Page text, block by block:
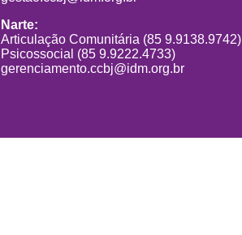
Narte:
Articulação Comunitária (85 9.9138.9742)
Psicossocial (85 9.9222.4733)
gerenciamento.ccbj@idm.org.br